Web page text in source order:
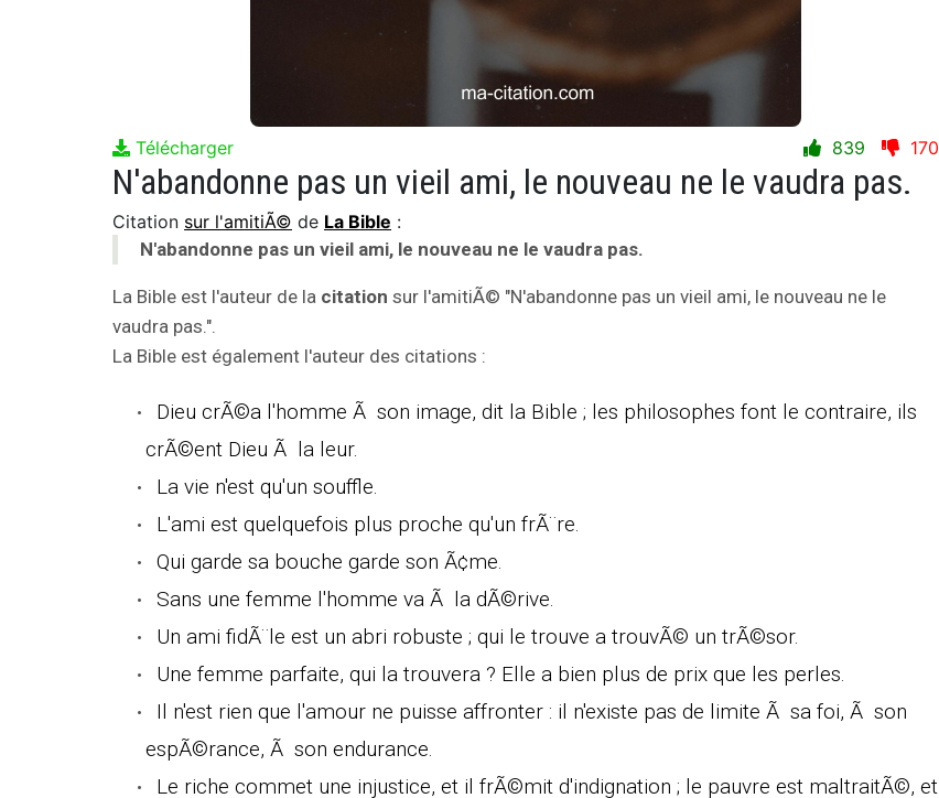
Télécharger 839 170
N'abandonne pas un vieil ami, le nouveau ne le vaudra pas.
Citation sur l'amitiÃ© de La Bible :
N'abandonne pas un vieil ami, le nouveau ne le vaudra pas.
La Bible est l'auteur de la citation sur l'amitiÃ© "N'abandonne pas un vieil ami, le nouveau ne le
vaudra pas.".
La Bible est également l'auteur des citations :
Dieu crÃ©a l'homme Ã son image, dit la Bible ; les philosophes font le contraire, ils
crÃ©ent Dieu Ã la leur.
La vie n'est qu'un souffle.
L'ami est quelquefois plus proche qu'un frÃ¨re.
Qui garde sa bouche garde son Ã¢me.
Sans une femme l'homme va Ã la dÃ©rive.
Un ami fidÃ¨le est un abri robuste ; qui le trouve a trouvÃ© un trÃ©sor.
Une femme parfaite, qui la trouvera ? Elle a bien plus de prix que les perles.
Il n'est rien que l'amour ne puisse affronter : il n'existe pas de limite Ã sa foi, Ã son
espÃ©rance, Ã son endurance.
Le riche commet une injustice, et il frÃ©mit d'indignation ; le pauvre est maltraitÃ©, et